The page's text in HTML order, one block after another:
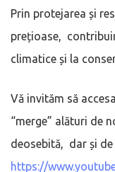
Prin protejarea și
prețioase,
climatice și la
Vă invităm să
“merge” alături de
deosebită, dar și
https://